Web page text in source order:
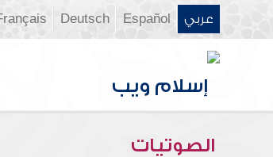
عربي Español
Deutsch
الصوتيات